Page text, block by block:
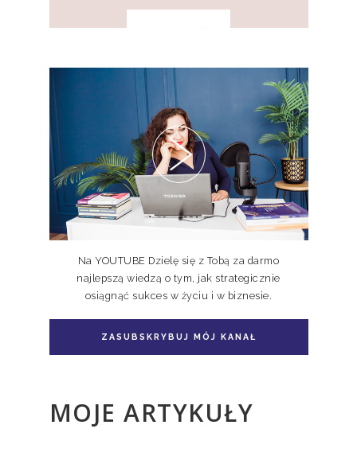
Pakiet 2 książek Doskonale
Niedoskonali TOM I, II
Pakiet książka + e-book Doskonale
Niedoskonali TOM II
Na YOUTUBE Dzielę się z Tobą za darmo
najlepszą wiedzą o tym, jak strategicznie
osiągnąć sukces w życiu i w biznesie.
ZASUBSKRYBUJ MÓJ KANAŁ
MOJE ARTYKUŁY